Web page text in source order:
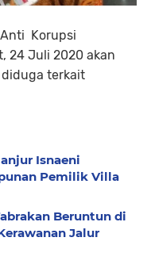
Korupsi
24 Juli 2020 akan
terkait
Isnaeni
Pemilik Villa
Beruntun di
Jalur